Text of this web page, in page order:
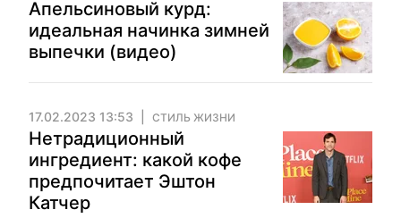
Апельсиновый курд:
идеальная начинка зимней
выпечки (видео)
17.02.2023 13:53 СТИЛЬ ЖИЗНИ
Нетрадиционный
ингредиент: какой кофе
предпочитает Эштон
Катчер